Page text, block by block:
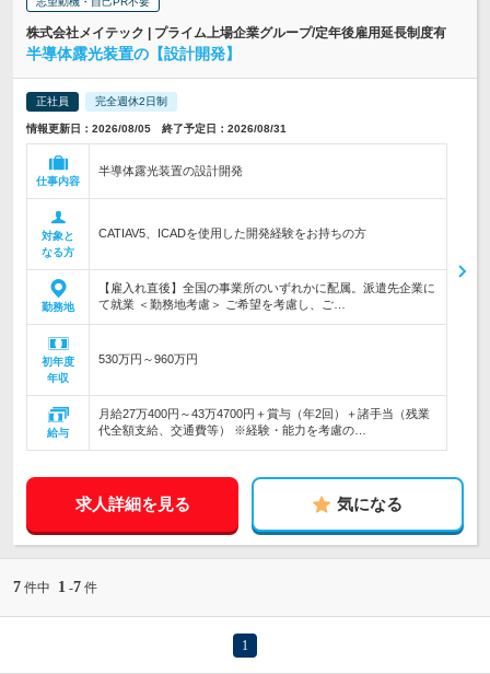
株式会社メイテック | プライム上場企業グループ/定年後雇用延長制度有
半導体露光装置の【設計開発】
正社員 完全週休2日制
情報更新日：2026/08/05 終了予定日：2026/08/31
仕事内容
半導体露光装置の設計開発
対象と
なる方
CATIAV5、ICADを使用した開発経験をお持ちの方
勤務地
【雇入れ直後】全国の事業所のいずれかに配属。派遣先企業に
て就業 ＜勤務地考慮＞ ご希望を考慮し、ご…
初年度
年収
530万円～960万円
給与
月給27万400円～43万4700円＋賞与（年2回）＋諸手当（残業
代全額支給、交通費等） ※経験・能力を考慮の…
求人詳細を見る 気になる
7 件中 1 -7 件
1